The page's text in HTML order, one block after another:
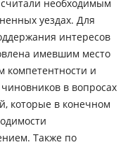
необходимым
уездах. Для
интересов
имевшим место
компетентности и
в вопросах
которые в конечном
Также по